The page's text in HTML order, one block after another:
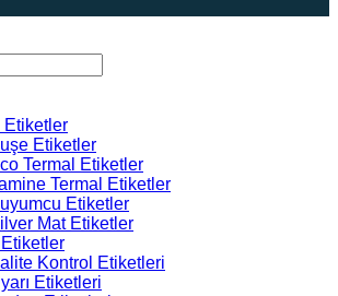
Etiketler
Etiketler
Termal Etiketler
Termal Etiketler
Etiketler
Mat Etiketler
Etiketler
Kontrol Etiketleri
Etiketleri